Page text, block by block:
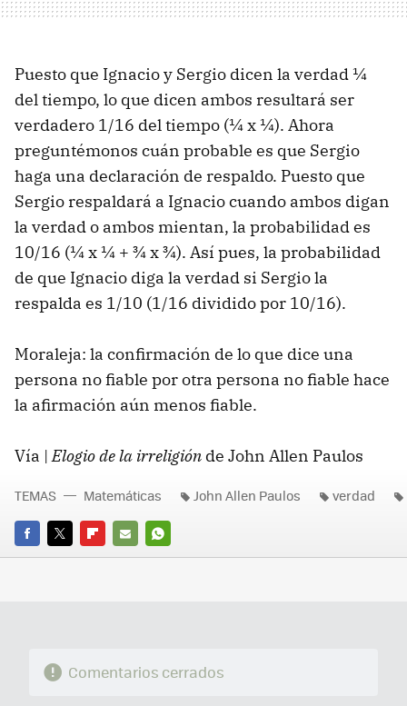
Puesto que Ignacio y Sergio dicen la verdad ¼
del tiempo, lo que dicen ambos resultará ser
verdadero 1/16 del tiempo (¼ x ¼). Ahora
preguntémonos cuán probable es que Sergio
haga una declaración de respaldo. Puesto que
Sergio respaldará a Ignacio cuando ambos digan
la verdad o ambos mientan, la probabilidad es
10/16 (¼ x ¼ + ¾ x ¾). Así pues, la probabilidad
de que Ignacio diga la verdad si Sergio la
respalda es 1/10 (1/16 dividido por 10/16).
Moraleja: la confirmación de lo que dice una
persona no fiable por otra persona no fiable hace
la afirmación aún menos fiable.
Vía |Elogio de la irreligión de John Allen Paulos
FACEBOOK
TWITTERFLIPBOARD
E-
WHATSAPP
TEMAS Matemáticas John Allen Paulos verdad
Comentarios cerrados